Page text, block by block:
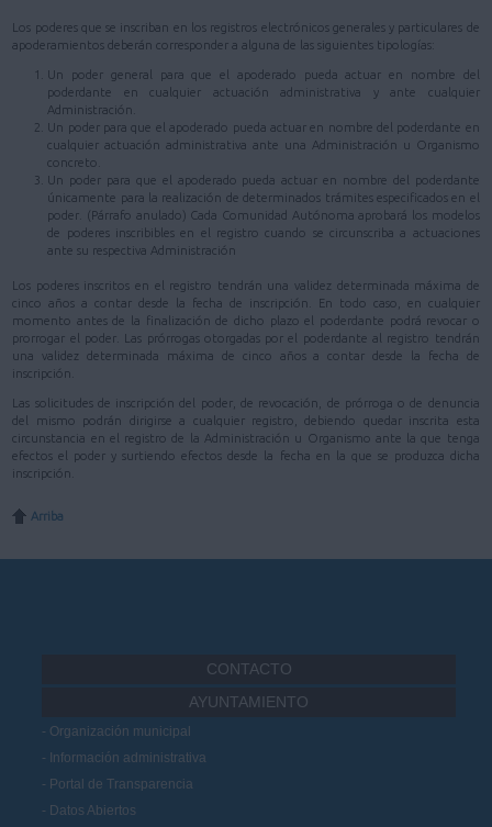
Los poderes que se inscriban en los registros electrónicos generales y particulares de
apoderamientos deberán corresponder a alguna de las siguientes tipologías:
Un poder general para que el apoderado pueda actuar en nombre del
poderdante en cualquier actuación administrativa y ante cualquier
Administración.
Un poder para que el apoderado pueda actuar en nombre del poderdante en
cualquier actuación administrativa ante una Administración u Organismo
concreto.
Un poder para que el apoderado pueda actuar en nombre del poderdante
únicamente para la realización de determinados trámites especificados en el
poder. (Párrafo anulado) Cada Comunidad Autónoma aprobará los modelos
de poderes inscribibles en el registro cuando se circunscriba a actuaciones
ante su respectiva Administración
Los poderes inscritos en el registro tendrán una validez determinada máxima de
cinco años a contar desde la fecha de inscripción. En todo caso, en cualquier
momento antes de la finalización de dicho plazo el poderdante podrá revocar o
prorrogar el poder. Las prórrogas otorgadas por el poderdante al registro tendrán
una validez determinada máxima de cinco años a contar desde la fecha de
inscripción.
Las solicitudes de inscripción del poder, de revocación, de prórroga o de denuncia
del mismo podrán dirigirse a cualquier registro, debiendo quedar inscrita esta
circunstancia en el registro de la Administración u Organismo ante la que tenga
efectos el poder y surtiendo efectos desde la fecha en la que se produzca dicha
inscripción.
Arriba
CONTACTO
AYUNTAMIENTO
Organización municipal
Información administrativa
Portal de Transparencia
Datos Abiertos